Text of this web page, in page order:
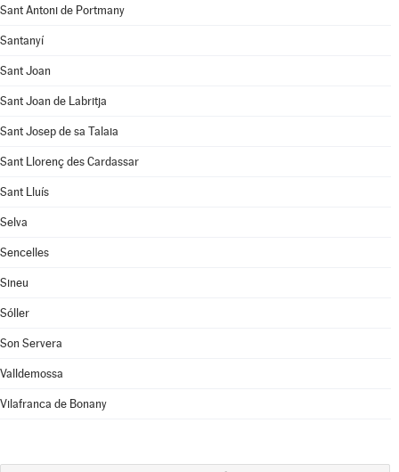
Sant Antoni de Portmany
Santanyí
Sant Joan
Sant Joan de Labritja
Sant Josep de sa Talaia
Sant Llorenç des Cardassar
Sant Lluís
Selva
Sencelles
Sineu
Sóller
Son Servera
Valldemossa
Vilafranca de Bonany